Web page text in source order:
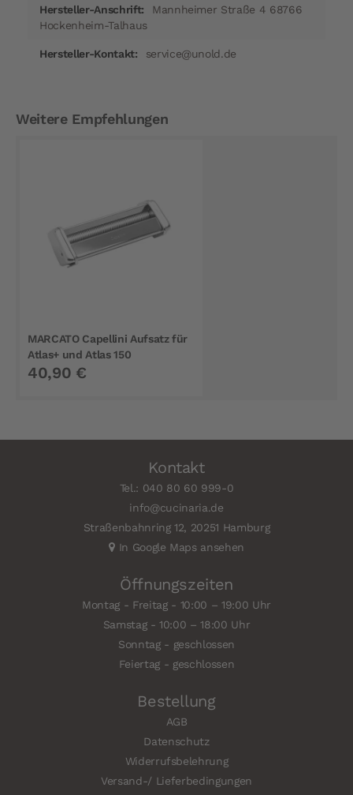
Mannheimer Straße 4 68766
Hockenheim-Talhaus
service@unold.de
Weitere Empfehlungen
MARCATO Capellini Aufsatz für
Atlas+ und Atlas 150
40,90 €
Kontakt
Tel.: 040 80 60 999-0
info@cucinaria.de
Straßenbahnring 12, 20251 Hamburg
In Google Maps ansehen
Öffnungszeiten
Montag - Freitag - 10:00 – 19:00 Uhr
Samstag - 10:00 – 18:00 Uhr
Sonntag - geschlossen
Feiertag - geschlossen
Bestellung
AGB
Datenschutz
Widerrufsbelehrung
Versand-/ Lieferbedingungen